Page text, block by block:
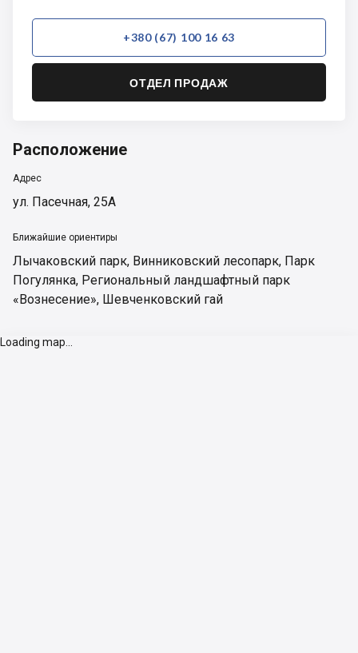
+380 (67) 100 16 63
ОТДЕЛ ПРОДАЖ
Расположение
Адрес
ул. Пасечная, 25А
Ближайшие ориентиры
Лычаковский парк, Винниковский лесопарк, Парк
Погулянка, Региональный ландшафтный парк
«Вознесение», Шевченковский гай
Loading map...